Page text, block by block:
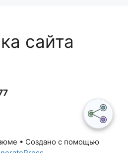
сайта
• Создано с помощью